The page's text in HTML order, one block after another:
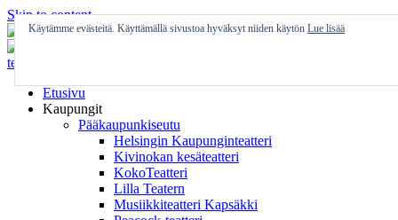
Skip to content
Etusivu
Kaupungit
Pääkaupunkiseutu
Helsingin Kaupunginteatteri
Kivinokan kesäteatteri
KokoTeatteri
Lilla Teatern
Musiikkiteatteri Kapsäkki
Käytämme evästeitä. Käyttämällä sivustoa hyväksyt niiden käytön Lue lisää